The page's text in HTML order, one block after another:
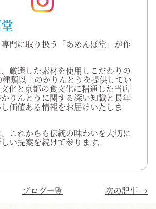
門に取り扱う「あめんぼ堂」が作
厳選した素材を使用しこだわりの
類以上のかりんとうを提供してい
化と京都の食文化に精通した当店
りんとうに関する深い知識と長年
価値ある情報をお届けいたしま
これからも伝統の味わいを大切に
い提案を続けて参ります。
ブログ一覧 次の記事→